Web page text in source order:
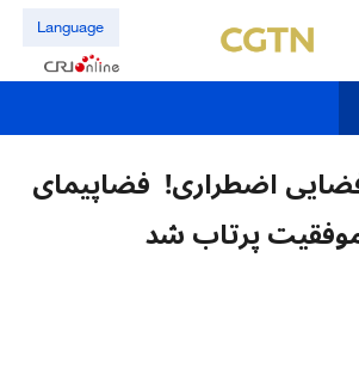
Language
اضطراری! فضاپیمای